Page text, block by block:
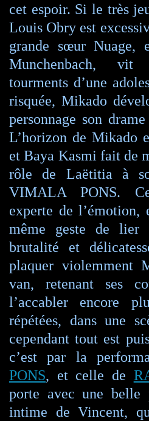
cet espoir. Si le très
Louis Obry est
grande sœur Nuage,
Munchenbach, vit
tourments d’une
risquée, Mikado
personnage son
L’horizon de Mikado
et Baya Kasmi fait de
rôle de Laëtitia à
VIMALA PONS.
experte de l’émotion,
même geste de lier
brutalité et
plaquer violemment
van, retenant ses
l’accabler encore
répétées, dans une
cependant tout est
c’est par la
PONS, et celle de
porte avec une belle
intime de Vincent,